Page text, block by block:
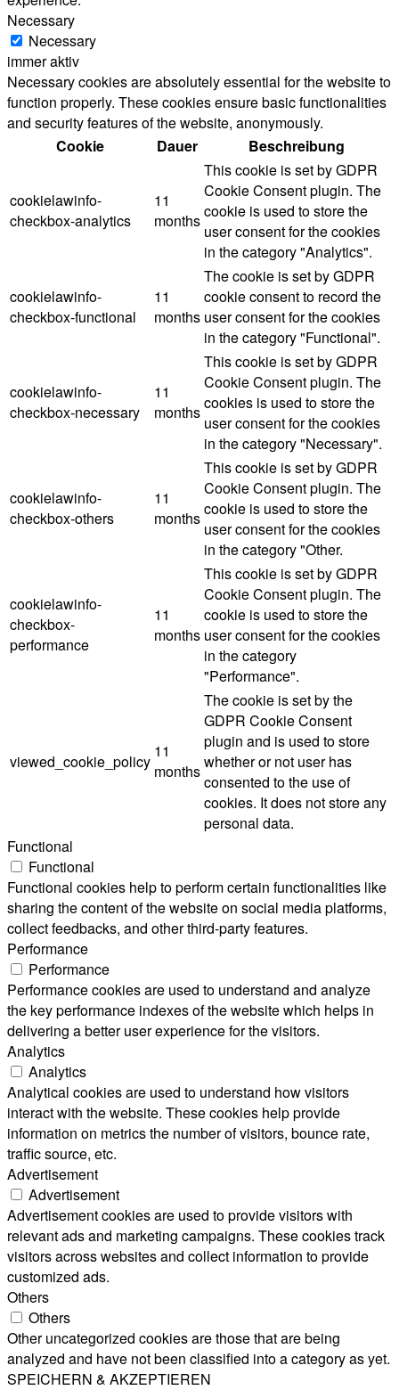
Necessary
Necessary
immer aktiv
Necessary cookies are absolutely essential for the website to
function properly. These cookies ensure basic functionalities
and security features of the website, anonymously.
Cookie
Dauer Beschreibung
cookielawinfo-
checkbox-analytics
11
months
This cookie is set by GDPR
Cookie Consent plugin. The
cookie is used to store the
user consent for the cookies
in the category "Analytics".
cookielawinfo-
checkbox-functional
11
months
The cookie is set by GDPR
cookie consent to record the
user consent for the cookies
in the category "Functional".
cookielawinfo-
checkbox-necessary
11
months
This cookie is set by GDPR
Cookie Consent plugin. The
cookies is used to store the
user consent for the cookies
in the category "Necessary".
cookielawinfo-
checkbox-others
11
months
This cookie is set by GDPR
Cookie Consent plugin. The
cookie is used to store the
user consent for the cookies
in the category "Other.
cookielawinfo-
checkbox-
performance
11
months
This cookie is set by GDPR
Cookie Consent plugin. The
cookie is used to store the
user consent for the cookies
in the category
"Performance".
viewed_cookie_policy
11
months
The cookie is set by the
GDPR Cookie Consent
plugin and is used to store
whether or not user has
consented to the use of
cookies. It does not store any
personal data.
Functional
Functional
Functional cookies help to perform certain functionalities like
sharing the content of the website on social media platforms,
collect feedbacks, and other third-party features.
Performance
Performance
Performance cookies are used to understand and analyze
the key performance indexes of the website which helps in
delivering a better user experience for the visitors.
Analytics
Analytics
Analytical cookies are used to understand how visitors
interact with the website. These cookies help provide
information on metrics the number of visitors, bounce rate,
traffic source, etc.
Advertisement
Advertisement
Advertisement cookies are used to provide visitors with
relevant ads and marketing campaigns. These cookies track
visitors across websites and collect information to provide
customized ads.
Others
Others
Other uncategorized cookies are those that are being
analyzed and have not been classified into a category as yet.
SPEICHERN & AKZEPTIEREN